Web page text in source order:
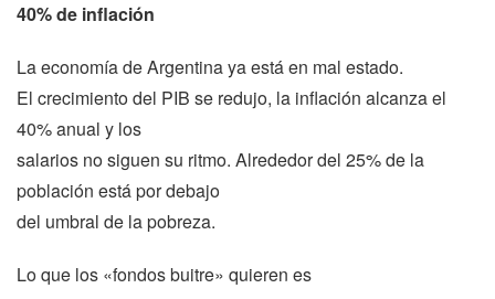
40% de inflación
La economía de Argentina ya está en mal estado.
El crecimiento del PIB se redujo, la inflación alcanza el
40% anual y los
salarios no siguen su ritmo. Alrededor del 25% de la
población está por debajo
del umbral de la pobreza.
Lo que los «fondos buitre» quieren es